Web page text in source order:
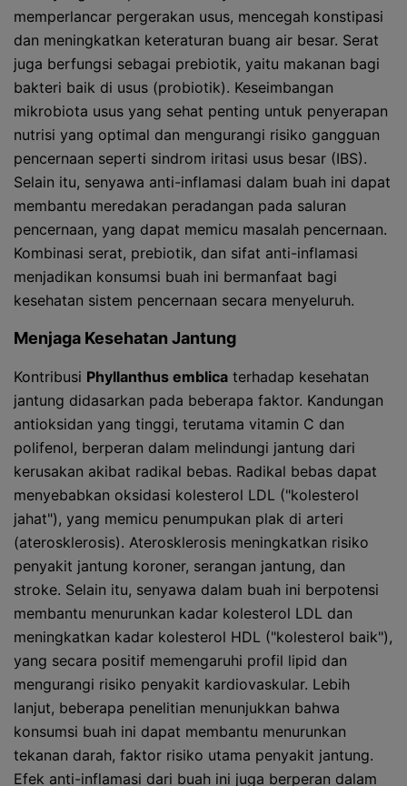
memperlancar pergerakan usus, mencegah konstipasi
dan meningkatkan keteraturan buang air besar. Serat
juga berfungsi sebagai prebiotik, yaitu makanan bagi
bakteri baik di usus (probiotik). Keseimbangan
mikrobiota usus yang sehat penting untuk penyerapan
nutrisi yang optimal dan mengurangi risiko gangguan
pencernaan seperti sindrom iritasi usus besar (IBS).
Selain itu, senyawa anti-inflamasi dalam buah ini dapat
membantu meredakan peradangan pada saluran
pencernaan, yang dapat memicu masalah pencernaan.
Kombinasi serat, prebiotik, dan sifat anti-inflamasi
menjadikan konsumsi buah ini bermanfaat bagi
kesehatan sistem pencernaan secara menyeluruh.
Menjaga Kesehatan Jantung
Kontribusi Phyllanthus emblica terhadap kesehatan
jantung didasarkan pada beberapa faktor. Kandungan
antioksidan yang tinggi, terutama vitamin C dan
polifenol, berperan dalam melindungi jantung dari
kerusakan akibat radikal bebas. Radikal bebas dapat
menyebabkan oksidasi kolesterol LDL ("kolesterol
jahat"), yang memicu penumpukan plak di arteri
(aterosklerosis). Aterosklerosis meningkatkan risiko
penyakit jantung koroner, serangan jantung, dan
stroke. Selain itu, senyawa dalam buah ini berpotensi
membantu menurunkan kadar kolesterol LDL dan
meningkatkan kadar kolesterol HDL ("kolesterol baik"),
yang secara positif memengaruhi profil lipid dan
mengurangi risiko penyakit kardiovaskular. Lebih
lanjut, beberapa penelitian menunjukkan bahwa
konsumsi buah ini dapat membantu menurunkan
tekanan darah, faktor risiko utama penyakit jantung.
Efek anti-inflamasi dari buah ini juga berperan dalam